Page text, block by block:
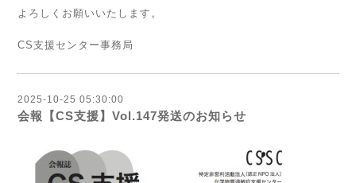
よろしくお願いいたします。
CS支援センター事務局
2025-10-25 05:30:00
会報【CS支援】Vol.147発送のお知らせ